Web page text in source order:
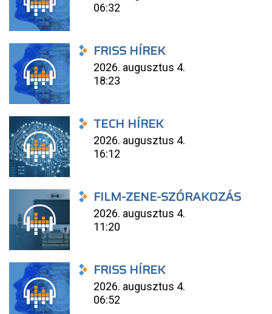
06:32
FRISS HÍREK
2026. augusztus 4.
18:23
TECH HÍREK
2026. augusztus 4.
16:12
FILM-ZENE-SZÓRAKOZÁS
2026. augusztus 4.
11:20
FRISS HÍREK
2026. augusztus 4.
06:52